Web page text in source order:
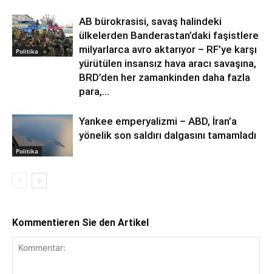
Politika
AB bürokrasisi, savaş halindeki
ülkelerden Banderastan’daki faşistlere
milyarlarca avro aktarıyor – RF’ye karşı
yürütülen insansız hava aracı savaşına,
BRD’den her zamankinden daha fazla
para,...
Politika
Yankee emperyalizmi – ABD, İran’a
yönelik son saldırı dalgasını tamamladı
Kommentieren Sie den Artikel